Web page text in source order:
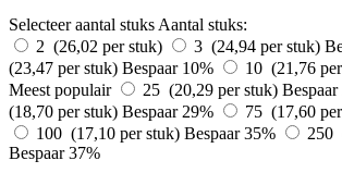
Selecteer aantal stuks Aantal stuks:
2 (26,02 per stuk)
3 (24,94 per stuk)
(23,47 per stuk) Bespaar 10% 10 (21,76
Meest populair
25 (20,29 per stuk)
(18,70 per stuk) Bespaar 29% 75 (17,60
100 (17,10 per stuk) Bespaar 35%
250
Bespaar 37%